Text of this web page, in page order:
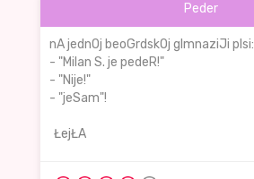
Peder
nA jednOj beoGrdskOj gImnaziJi pIsi:
- "Milan S. je pedeR!"
- "Nije!"
- "jeSam"!
ŁejŁA